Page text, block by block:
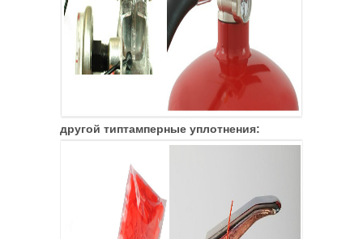
другой типтамперные уплотнения: